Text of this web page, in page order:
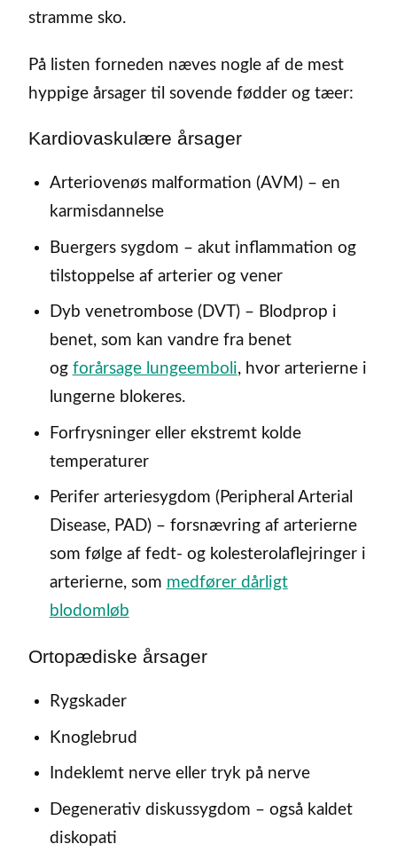
stramme sko.
På listen forneden næves nogle af de mest
hyppige årsager til sovende fødder og tæer:
Kardiovaskulære årsager
Arteriovenøs malformation (AVM) – en
karmisdannelse
Buergers sygdom – akut inflammation og
tilstoppelse af arterier og vener
Dyb venetrombose (DVT) – Blodprop i
benet, som kan vandre fra benet
og forårsage lungeemboli, hvor arterierne i
lungerne blokeres.
Forfrysninger eller ekstremt kolde
temperaturer
Perifer arteriesygdom (Peripheral Arterial
Disease, PAD) – forsnævring af arterierne
som følge af fedt- og kolesterolaflejringer i
arterierne, som medfører dårligt
blodomløb
Ortopædiske årsager
Rygskader
Knoglebrud
Indeklemt nerve eller tryk på nerve
Degenerativ diskussygdom – også kaldet
diskopati